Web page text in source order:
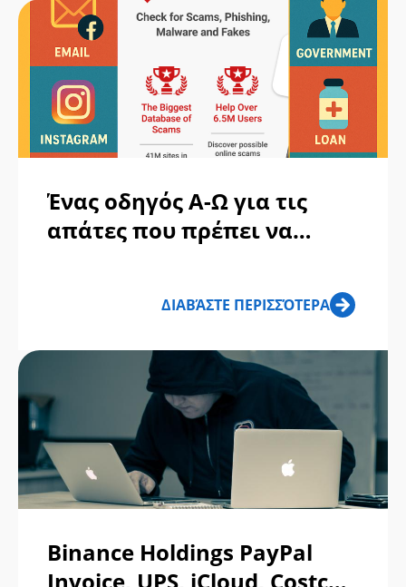
Ένας οδηγός Α-Ω για τις
απάτες που πρέπει να
ΔΙΑΒΆΣΤΕ ΠΕΡΙΣΣΌΤΕΡΑ
Binance Holdings PayPal